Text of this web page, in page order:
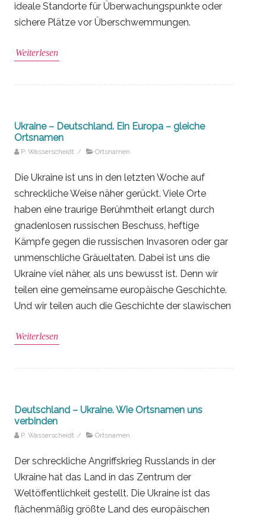
ideale Standorte für Überwachungspunkte oder
sichere Plätze vor Überschwemmungen.
Weiterlesen
Ukraine – Deutschland. Ein Europa – gleiche
Ortsnamen
P. Wasserscheidt / Ortsnamen
Die Ukraine ist uns in den letzten Woche auf
schreckliche Weise näher gerückt. Viele Orte
haben eine traurige Berühmtheit erlangt durch
gnadenlosen russischen Beschuss, heftige
Kämpfe gegen die russischen Invasoren oder gar
unmenschliche Gräueltaten. Dabei ist uns die
Ukraine viel näher, als uns bewusst ist. Denn wir
teilen eine gemeinsame europäische Geschichte.
Und wir teilen auch die Geschichte der slawischen
Weiterlesen
Deutschland – Ukraine. Wie Ortsnamen uns
verbinden
P. Wasserscheidt / Ortsnamen
Der schreckliche Angriffskrieg Russlands in der
Ukraine hat das Land in das Zentrum der
Weltöffentlichkeit gestellt. Die Ukraine ist das
flächenmäßig größte Land des europäischen